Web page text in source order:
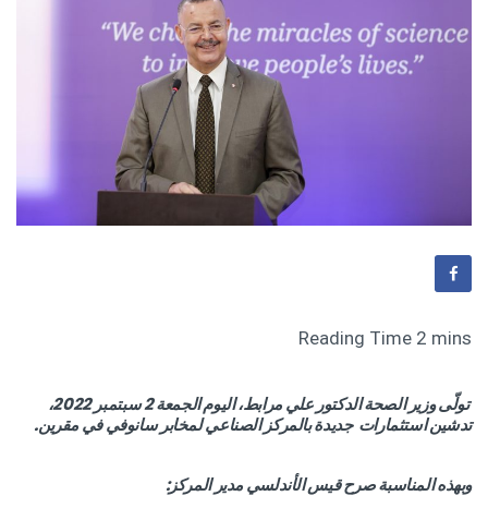
تولّى وزير الصحة الدكتور علي مرابط، اليوم الجمعة 2 سبتمبر 2022،
تدشين استثمارات جديدة بالمركز الصناعي لمخابر سانوفي في مقرين.
وبهذه المناسبة صرح قيس الأندلسي مدير المركز: